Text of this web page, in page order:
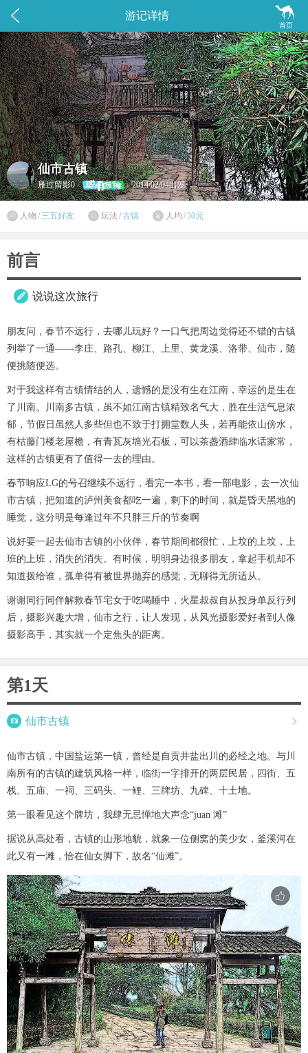
 
首页
游记详情
仙市古镇
雁过留影0 2014/02/04出发
 人物 / 三五好友  玩法 /古镇  人均 /50元
前言
 说说这次旅行
朋友问，春节不远行，去哪儿玩好？一口气把周边觉得还不错的古镇
列举了一通——李庄、路孔、柳江、上里、黄龙溪、洛带、仙市，随
便挑随便选。
对于我这样有古镇情结的人，遗憾的是没有生在江南，幸运的是生在
了川南。川南多古镇，虽不如江南古镇精致名气大，胜在生活气息浓
郁，节假日虽然人多些但也不致于打拥堂数人头，若再能依山傍水，
有枯藤门楼老屋檐，有青瓦灰墙光石板，可以茶盏酒肆临水话家常，
这样的古镇更有了值得一去的理由。
春节响应LG的号召继续不远行，看完一本书，看一部电影，去一次仙
市古镇，把知道的泸州美食都吃一遍，剩下的时间，就是昏天黑地的
睡觉，这分明是每逢过年不只胖三斤的节奏啊
说好要一起去仙市古镇的小伙伴，春节期间都很忙，上坟的上坟，上
班的上班，消失的消失。有时候，明明身边很多朋友，拿起手机却不
知道拨给谁，孤单得有被世界抛弃的感觉，无聊得无所适从。
谢谢同行同伴解救春节宅女于吃喝睡中，火星叔叔自从投身单反行列
后，摄影兴趣大增，仙市之行，让人发现，从风光摄影爱好者到人像
摄影高手，其实就一个定焦头的距离。
第1天
 仙市古镇 
仙市古镇，中国盐运第一镇，曾经是自贡井盐出川的必经之地。与川
南所有的古镇的建筑风格一样，临街一字排开的两层民居，四街、五
栈、五庙、一祠、三码头、一鲤、三牌坊、九碑、十土地。
第一眼看见这个牌坊，我肆无忌惮地大声念“juan 滩”
据说从高处看，古镇的山形地貌，就象一位侧窝的美少女，釜溪河在
此又有一滩，恰在仙女脚下，故名“仙滩”。